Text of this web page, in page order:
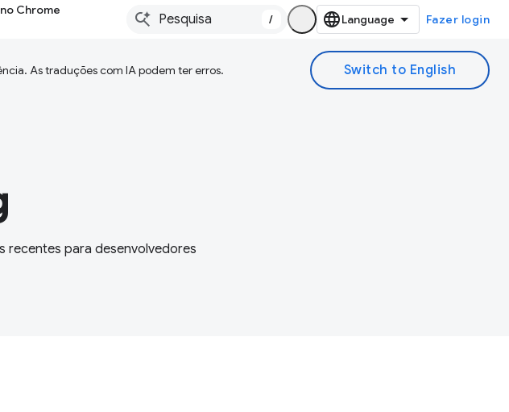
Chrome
/ Fazer login
As traduções com IA podem ter erros.
recentes para desenvolvedores